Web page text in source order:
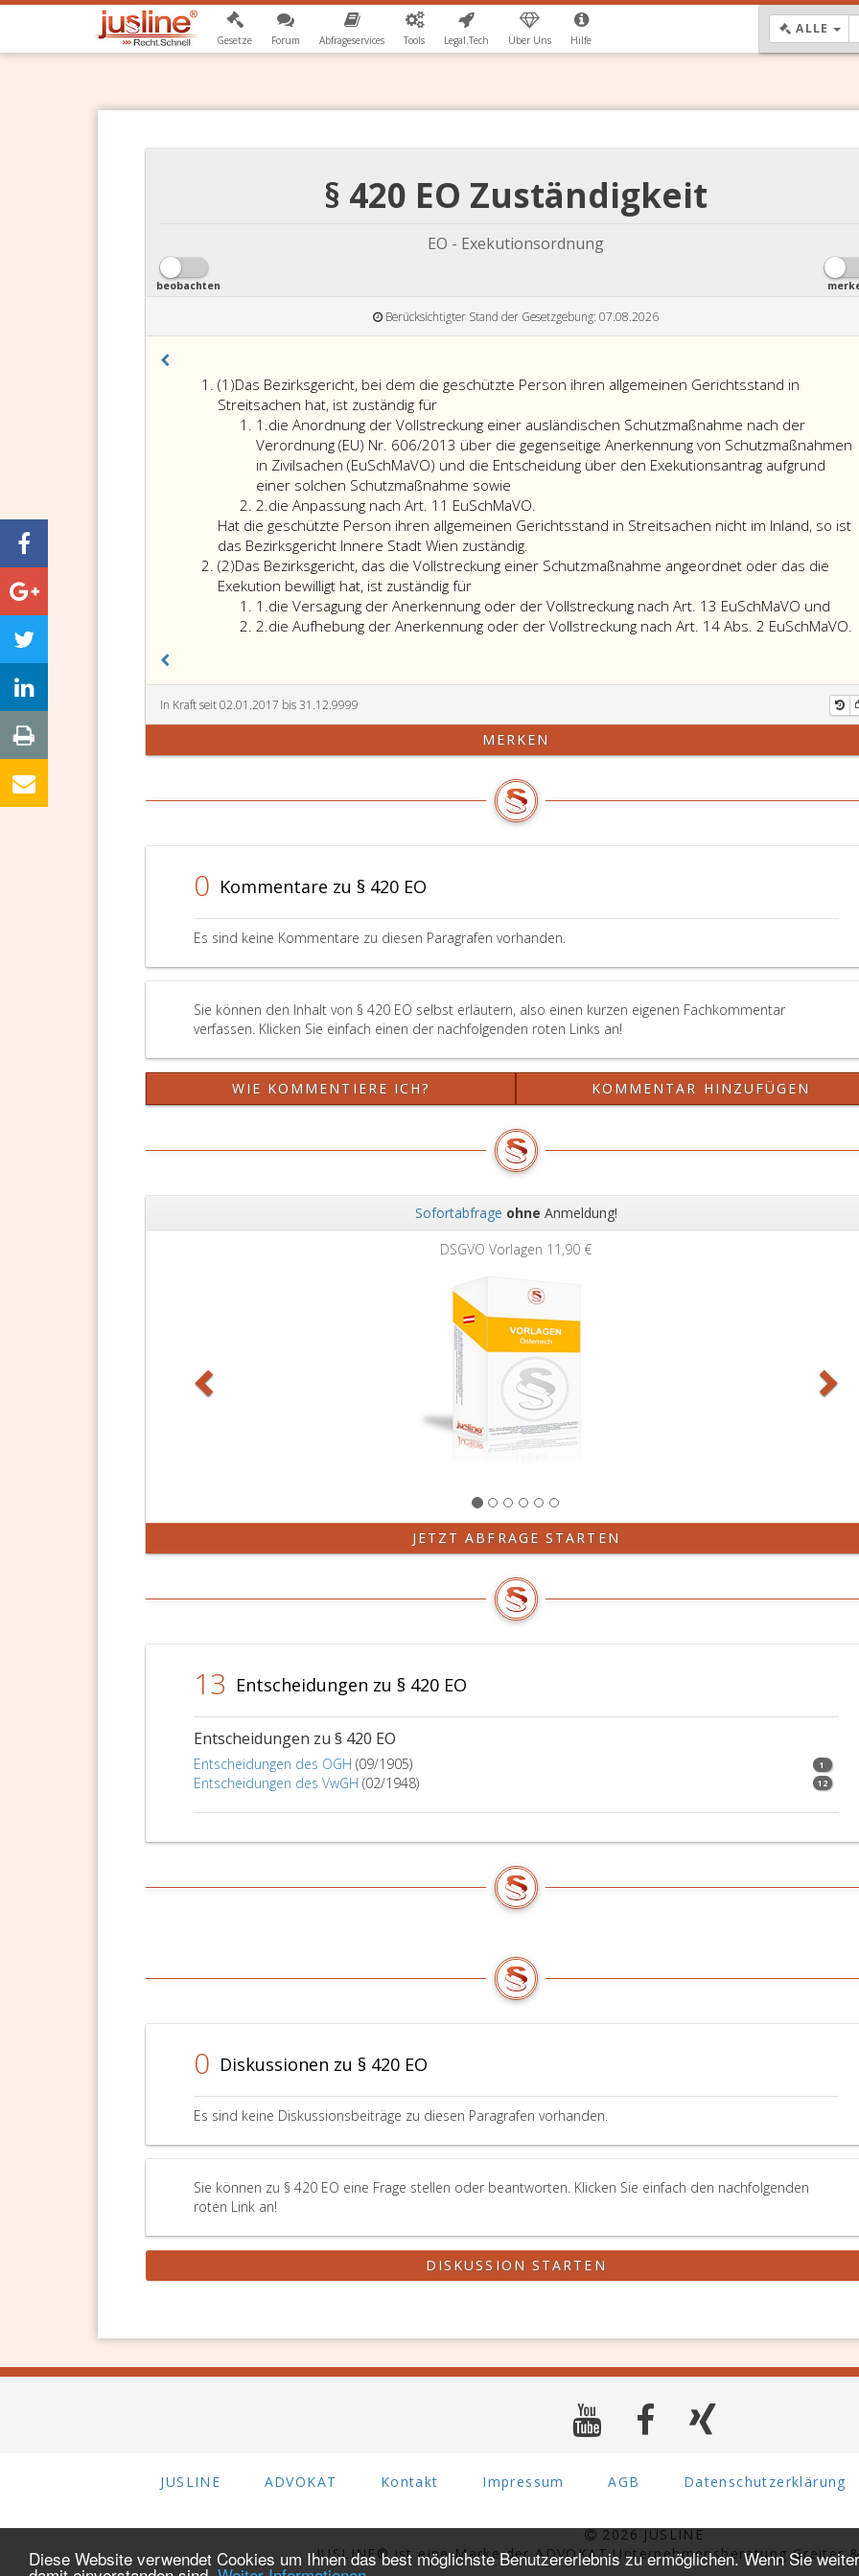
Diese Website verwendet Cookies um Ihnen das best möglichste Benutzererlebnis zu ermöglichen. Wenn Sie
Gesetze Forum Abfrageservices Tools Legal.Tech Über Uns Hilfe
ALLE
§ 420 EO Zuständigkeit
EO - Exekutionsordnung
beobachten
Berücksichtigter Stand der Gesetzgebung: 07.08.2026
(1)Absatz
eins
Das Bezirksgericht, bei dem die geschützte Person ihren allgemeinen Gerichtsstand in
Streitsachen hat, ist zuständig für
1.Ziffer
eins
die Anordnung der Vollstreckung einer ausländischen Schutzmaßnahme nach der
Verordnung (EU) Nr. 606/2013 über die gegenseitige Anerkennung von Schutzmaßnahmen
in Zivilsachen (EuSchMaVO) und die Entscheidung über den Exekutionsantrag aufgrund
einer solchen Schutzmaßnahme sowie
2.Ziffer
2
die Anpassung nach Art. 11 EuSchMaVO.
Anpassung
Artikel
EuSchMaVO.
Hat die geschützte Person ihren allgemeinen Gerichtsstand in Streitsachen nicht im Inland, so ist
das Bezirksgericht Innere Stadt Wien zuständig.
(2)Absatz
2
Das Bezirksgericht, das die Vollstreckung einer Schutzmaßnahme angeordnet oder das die
Exekution bewilligt hat, ist zuständig für
1.Ziffer
eins
die Versagung der Anerkennung oder der Vollstreckung nach Art. 13 EuSchMaVO und
der
2.Ziffer
die Aufhebung der Anerkennung oder der Vollstreckung nach Art. 14 Abs. 2 EuSchMaVO.
In Kraft seit 02.01.2017 bis 31.12.9999
MERKEN
0 Kommentare zu § 420 EO
Es sind keine Kommentare zu diesen Paragrafen vorhanden.
Sie können den Inhalt von § 420 EO selbst erläutern, also einen kurzen eigenen Fachkommentar
verfassen. Klicken Sie einfach einen der nachfolgenden roten Links an!
WIE KOMMENTIERE ICH? KOMMENTAR HINZUFÜGEN
Sofortabfrage ohne Anmeldung!
DSGVO Vorlagen 11,90 €
JETZT ABFRAGE STARTEN
13 Entscheidungen zu § 420 EO
Entscheidungen zu § 420 EO
Entscheidungen des OGH (09/1905) 1
Entscheidungen des VwGH (02/1948) 12
0 Diskussionen zu § 420 EO
Es sind keine Diskussionsbeiträge zu diesen Paragrafen vorhanden.
Sie können zu § 420 EO eine Frage stellen oder beantworten. Klicken Sie einfach den nachfolgenden
roten Link an!
DISKUSSION STARTEN
JUSLINE ADVOKAT Kontakt Impressum AGB Datenschutzerklärung
2026 JUSLINE
JUSLINE® ist eine Marke der ADVOKAT Unternehmensberatung Greiter